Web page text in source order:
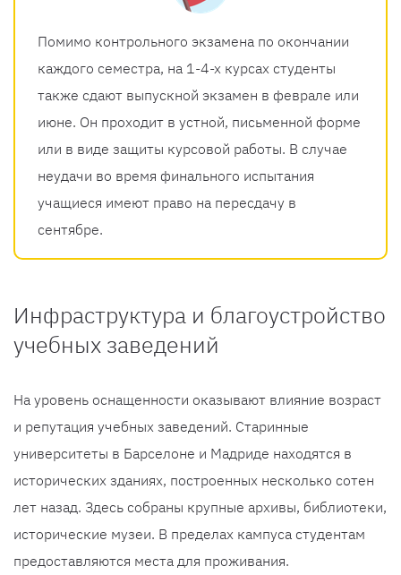
Помимо контрольного экзамена по окончании
каждого семестра, на 1-4-х курсах студенты
также сдают выпускной экзамен в феврале или
июне. Он проходит в устной, письменной форме
или в виде защиты курсовой работы. В случае
неудачи во время финального испытания
учащиеся имеют право на пересдачу в
сентябре.
Инфраструктура и благоустройство
учебных заведений
На уровень оснащенности оказывают влияние возраст
и репутация учебных заведений. Старинные
университеты в Барселоне и Мадриде находятся в
исторических зданиях, построенных несколько сотен
лет назад. Здесь собраны крупные архивы, библиотеки,
исторические музеи. В пределах кампуса студентам
предоставляются места для проживания.